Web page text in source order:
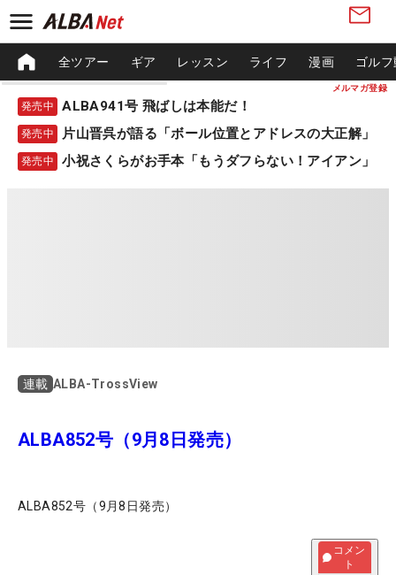
メルマガ登録
全ツアー ギア レッスン ライフ 漫画 ゴル
発売中 ALBA941号 飛ばしは本能だ！
発売中 片山晋呉が語る「ボール位置とアドレスの大正解」
発売中 小祝さくらがお手本「もうダフらない！アイアン」
連載 ALBA-TrossView
ALBA852号（9月8日発売）
ALBA852号（9月8日発売）
コメン
ト